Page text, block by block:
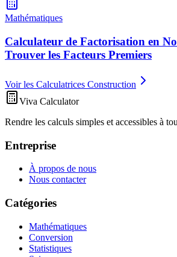
Mathématiques
Calculateur de Factorisation en
Trouver les Facteurs Premiers
Voir les Calculatrices Construction
Viva Calculator
Rendre les calculs simples et accessibles à
Entreprise
À propos de nous
Nous contacter
Catégories
Mathématiques
Conversion
Statistiques